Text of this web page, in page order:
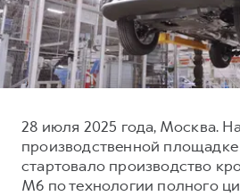
DARGO
от 3 199 000 ₽ от 3
Тест-драйв
Трейд-ин
Кредитный калькулятор
Страхование
СЕРВИСНОЕ
Нулевое ТО
Программа «Помощь на
Электронный ПТС
О дилере
Наша команда
Контакты
28 июля 2025 года, Москва.
производственной площадке
стартовало производство
M6 по технологии полного